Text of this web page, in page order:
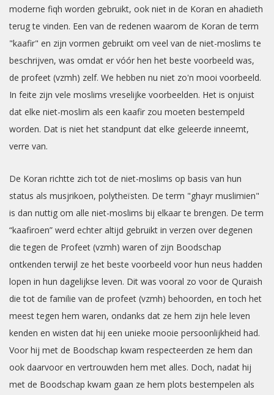
moderne fiqh worden gebruikt, ook niet in de Koran en ahadieth
terug te vinden. Een van de redenen waarom de Koran de term
"kaafir" en zijn vormen gebruikt om veel van de niet-moslims te
beschrijven, was omdat er vóór hen het beste voorbeeld was,
de profeet (vzmh) zelf. We hebben nu niet zo'n mooi voorbeeld.
In feite zijn vele moslims vreselijke voorbeelden. Het is onjuist
dat elke niet-moslim als een ​​kaafir zou moeten bestempeld
worden. Dat is niet het standpunt dat elke geleerde inneemt,
verre van.
De Koran richtte zich tot de niet-moslims op basis van hun
status als musjrikoen, polytheïsten. De term "ghayr muslimien"
is dan nuttig om alle niet-moslims bij elkaar te brengen. De term
“kaafiroen” werd echter altijd gebruikt in verzen over degenen
die tegen de Profeet (vzmh) waren of zijn Boodschap
ontkenden terwijl ze het beste voorbeeld voor hun neus hadden
lopen in hun dagelijkse leven. Dit was vooral zo voor de Quraish
die tot de familie van de profeet (vzmh) behoorden, en toch het
meest tegen hem waren, ondanks dat ze hem zijn hele leven
kenden en wisten dat hij een unieke mooie persoonlijkheid had.
Voor hij met de Boodschap kwam respecteerden ze hem dan
ook daarvoor en vertrouwden hem met alles. Doch, nadat hij
met de Boodschap kwam gaan ze hem plots bestempelen als